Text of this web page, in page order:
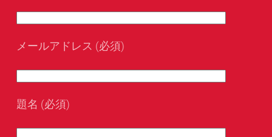
メールアドレス (必須)
題名 (必須)